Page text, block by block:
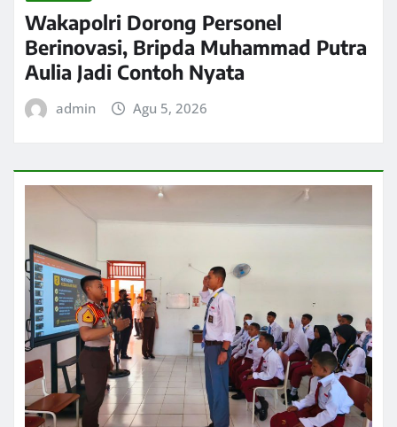
Wakapolri Dorong Personel
Berinovasi, Bripda Muhammad Putra
Aulia Jadi Contoh Nyata
admin Agu 5, 2026